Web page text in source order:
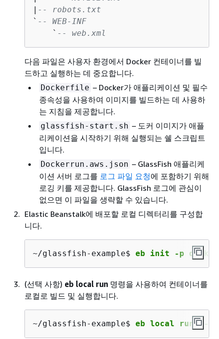
| -- robots.txt
` -- WEB-INF
    `
-- web.xml
다음 파일은 사용자 환경에서 Docker 컨테이너를 빌
드하고 실행하는 데 중요합니다.
Dockerfile – Docker가 애플리케이션 및 필수
종속성을 사용하여 이미지를 빌드하는 데 사용하
는 지침을 제공합니다.
glassfish-start.sh – 도커 이미지가 애플
리케이션을 시작하기 위해 실행되는 쉘 스크립트
입니다.
Dockerrun.aws.json – GlassFish 애플리케
이션 서버 로그를 로그 파일 요청에 포함하기 위해
로깅 키를 제공합니다. GlassFish 로그에 관심이
없으면 이 파일을 생략할 수 있습니다.
Elastic Beanstalk에 배포할 로컬 디렉터리를 구성합
니다.
~/glassfish-example$ eb init -p
(선택 사항) eb local run 명령을 사용하여 컨테이너를
로컬로 빌드 및 실행합니다.
~/glassfish-example$ eb local run --